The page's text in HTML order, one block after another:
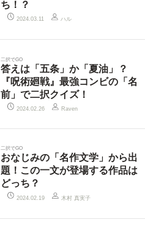
ち！？
2024.03.11 ハル
二択でGO
答えは「五条」か「夏油」？
『呪術廻戦』最強コンビの「名
前」で二択クイズ！
2024.02.26 Raven
二択でGO
おなじみの「名作文学」から出
題！この一文が登場する作品は
どっち？
2024.02.19 木村 真実子